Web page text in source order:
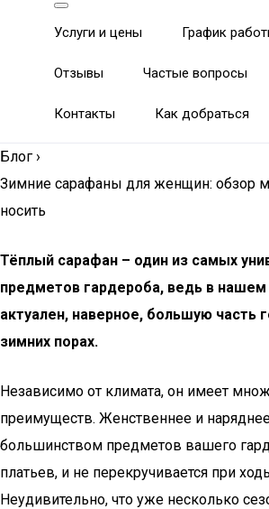
Услуги и цены График
Отзывы Частые вопросы
Контакты Как добраться
Блог ›
Зимние сарафаны для женщин: обзор
носить
Тёплый сарафан – один из самых
предметов гардероба, ведь в нашем
актуален, наверное, большую часть
зимних порах.
Независимо от климата, он имеет
преимуществ. Женственнее и
большинством предметов вашего
платьев, и не перекручивается при
Неудивительно, что уже несколько